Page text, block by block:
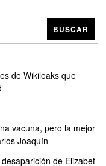
BUSCAR
de Wikileaks que
vacuna, pero la mejor
Joaquín
de Elizabet